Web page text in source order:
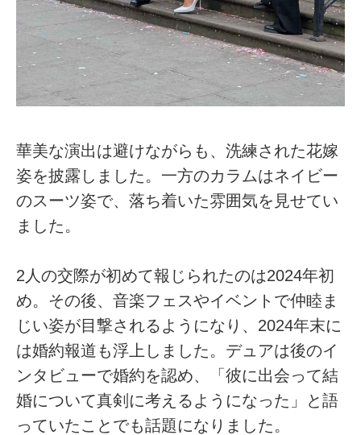
華美な演出は避けながらも、洗練された花嫁
姿を披露しました。一方のカラムはネイビー
のスーツ姿で、落ち着いた雰囲気を見せてい
ました。
2人の交際が初めて報じられたのは2024年初
め。その後、音楽フェスやイベントで仲睦ま
じい姿が目撃されるようになり、2024年末に
は婚約報道も浮上しました。デュアは後のイ
ンタビューで婚約を認め、「彼に出会って結
婚について真剣に考えるようになった」と語
っていたことでも話題になりました。